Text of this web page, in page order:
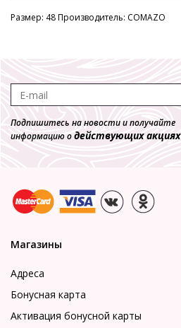
Размер: 48 Производитель: COMAZO
Подпишитесь на новости и получайте
информацию одействующих акциях
Магазины
Адреса
Бонусная карта
Активация бонусной карты